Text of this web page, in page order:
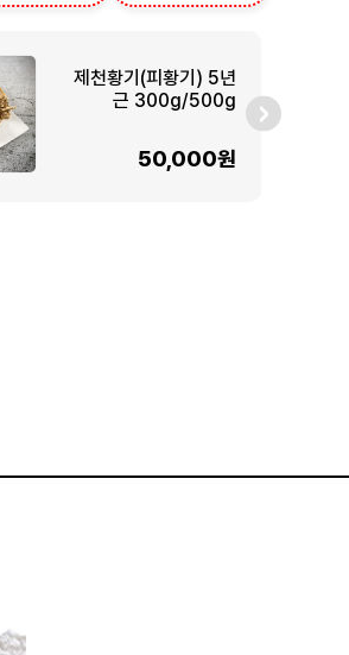
제천황기(피황기) 5년
근 300g/500g
50,000원